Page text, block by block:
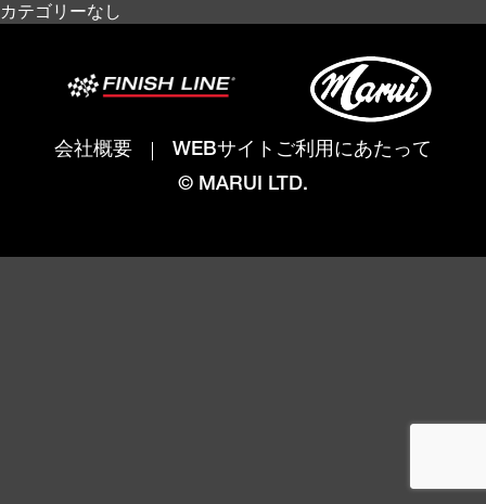
カテゴリーなし
会社概要
WEBサイトご利用にあたって
© MARUI LTD.